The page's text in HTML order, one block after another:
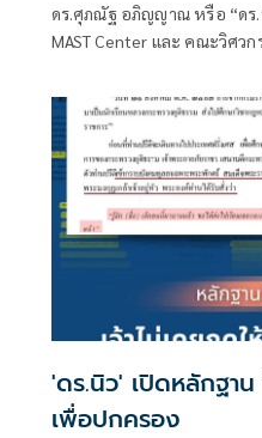
ดร.ศุภณัฐ อภิญญาณ หรือ “ดร.
MAST Center และ คณะวิศว
พรรคส้มยังคงร่วมมือกับพวกล้
'ดร.นิว' เปิดหลักฐาน
เพื่อปกครอง